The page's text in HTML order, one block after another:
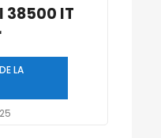
38500 IT
LA